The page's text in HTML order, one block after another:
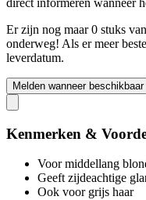
Er zijn nog maar 0 stuks
onderweg! Als er meer
leverdatum.
Melden wanneer beschikbaar
Kenmerken &
Voor middellang
Geeft zijdeachtige
Ook voor grijs haar